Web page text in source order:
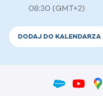
08:30 (GMT+2)
DODAJ DO KALENDARZA